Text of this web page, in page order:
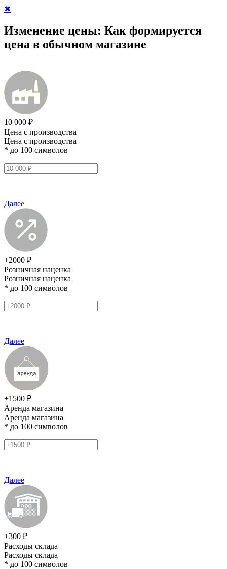
✖
Изменение цены: Как формируется
цена в обычном магазине
10 000 ₽
Цена с производства
Цена с производства
* до 100 символов
Далее
+2000 ₽
Розничная наценка
Розничная наценка
* до 100 символов
Далее
+1500 ₽
Аренда магазина
Аренда магазина
* до 100 символов
Далее
+300 ₽
Расходы склада
Расходы склада
* до 100 символов